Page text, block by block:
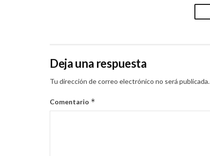
Deja una respuesta
Tu dirección de correo electrónico no será publicada.
Comentario *